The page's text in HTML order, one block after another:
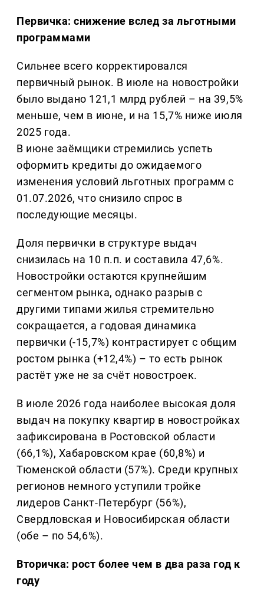
Первичка: снижение вслед за льготными
программами
Сильнее всего корректировался
первичный рынок. В июле на новостройки
было выдано 121,1 млрд рублей – на 39,5%
меньше, чем в июне, и на 15,7% ниже июля
2025 года.
В июне заёмщики стремились успеть
оформить кредиты до ожидаемого
изменения условий льготных программ с
01.07.2026, что снизило спрос в
последующие месяцы.
Доля первички в структуре выдач
снизилась на 10 п.п. и составила 47,6%.
Новостройки остаются крупнейшим
сегментом рынка, однако разрыв с
другими типами жилья стремительно
сокращается, а годовая динамика
первички (-15,7%) контрастирует с общим
ростом рынка (+12,4%) – то есть рынок
растёт уже не за счёт новостроек.
В июле 2026 года наиболее высокая доля
выдач на покупку квартир в новостройках
зафиксирована в Ростовской области
(66,1%), Хабаровском крае (60,8%) и
Тюменской области (57%). Среди крупных
регионов немного уступили тройке
лидеров Санкт-Петербург (56%),
Свердловская и Новосибирская области
(обе – по 54,6%).
Вторичка: рост более чем в два раза год к
году